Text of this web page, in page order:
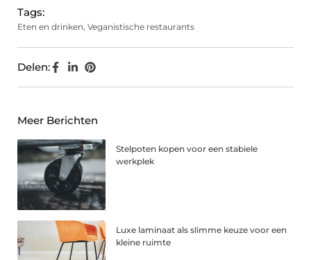
Tags:
Eten en drinken, Veganistische restaurants
Delen:
Meer Berichten
Stelpoten kopen voor een stabiele
werkplek
Luxe laminaat als slimme keuze voor een
kleine ruimte